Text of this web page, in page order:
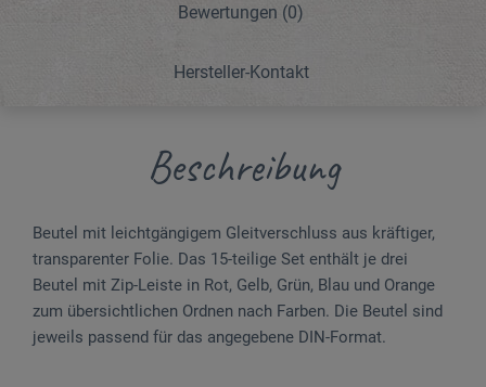
Bewertungen (0)
Hersteller-Kontakt
Beschreibung
Beutel mit leichtgängigem Gleitverschluss aus kräftiger,
transparenter Folie. Das 15-teilige Set enthält je drei
Beutel mit Zip-Leiste in Rot, Gelb, Grün, Blau und Orange
zum übersichtlichen Ordnen nach Farben. Die Beutel sind
jeweils passend für das angegebene DIN-Format.